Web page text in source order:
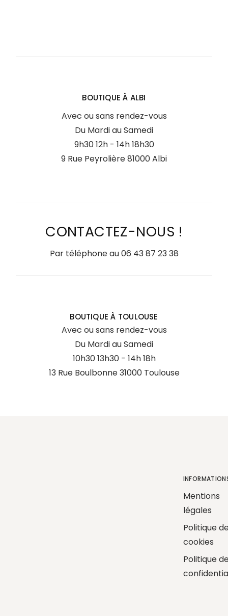
BOUTIQUE À ALBI
Avec ou sans rendez-vous
Du Mardi au Samedi
9h30 12h - 14h 18h30
9 Rue Peyrolière 81000 Albi
CONTACTEZ-NOUS !
Par téléphone au06 43 87 23 38
BOUTIQUE À TOULOUSE
Avec ou sans rendez-vous
Du Mardi au Samedi
10h30 13h30 - 14h 18h
13 Rue Boulbonne 31000 Toulouse
Mentions
légales
Politique
cookies
Politique